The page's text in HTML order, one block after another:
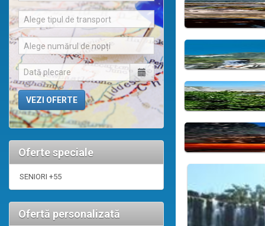
Alege tipul de transport
Alege numărul de nopți
Oferte speciale
SENIORI +55
Ofertă personalizată